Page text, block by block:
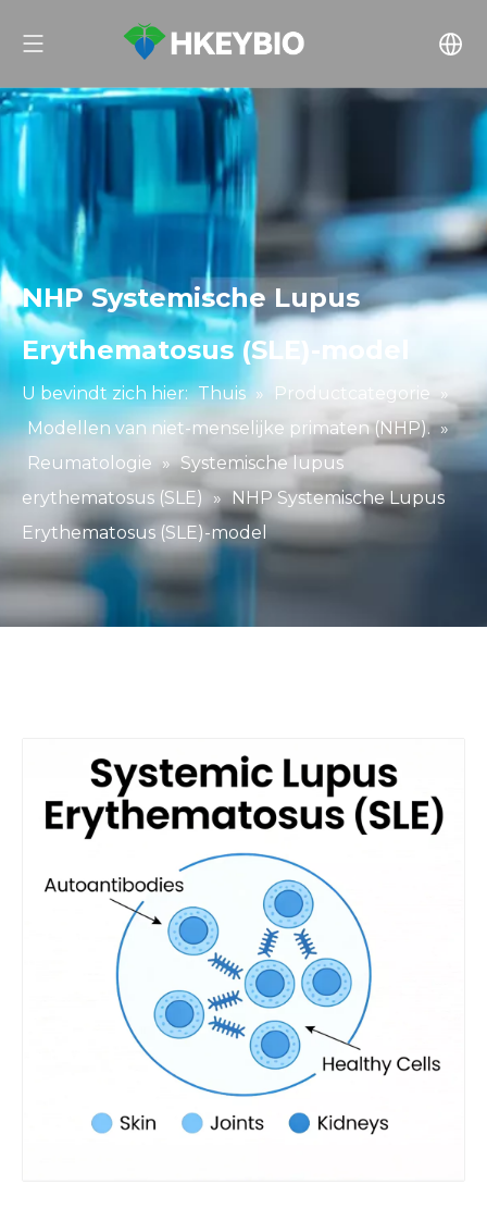
NHP Systemische Lupus
Erythematosus (SLE)-model
U bevindt zich hier: Thuis » Productcategorie »
Modellen van niet-menselijke primaten (NHP). »
Reumatologie » Systemische lupus
erythematosus (SLE)
» NHP Systemische Lupus
Erythematosus (SLE)-model